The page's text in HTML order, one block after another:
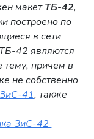
макетТБ-42,
построено по
в сети
42 являются
тему, причем в
не собственно
41, также
ЗиС-42